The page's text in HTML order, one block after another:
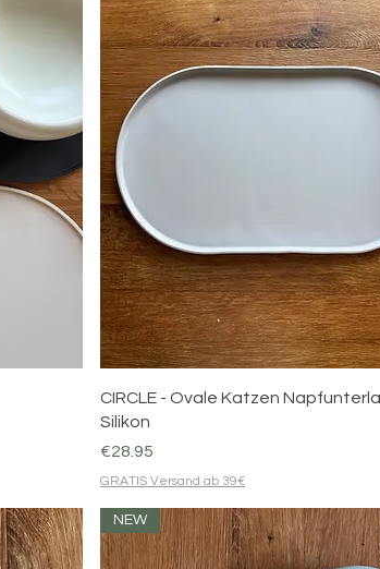
Quick View
CIRCLE - Ovale Katzen
Silikon
Price
€28.95
GRATIS Versand ab 39€
NEW